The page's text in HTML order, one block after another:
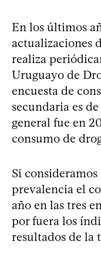
En los últimos
actualizaciones
realiza
Uruguayo de
encuesta de
secundaria es
general fue en
consumo de
Si
prevalencia el
año en las tres
por fuera los
resultados de la